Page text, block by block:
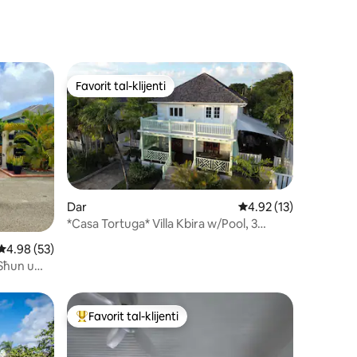
ta' reviews: 37
medju ta' 4.98 minn 5, skont dan-numru ta' reviews: 53
4.98 (53)
u
Favorit tal-klijenti
Favorit tal-klijenti
Dar Rating medju ta'
4.92 (13)
*Casa Tortuga* Villa Kbira w/Pool, 3
Wieħed mill-aqwa favoriti tal-klijenti
Favorit tal-klijenti